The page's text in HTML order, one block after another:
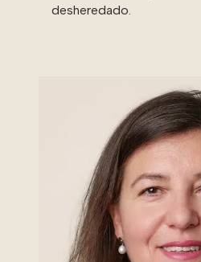
desheredado.